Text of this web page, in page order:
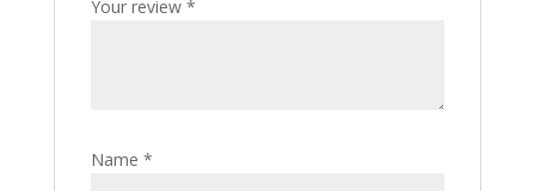
Your review *
Name *